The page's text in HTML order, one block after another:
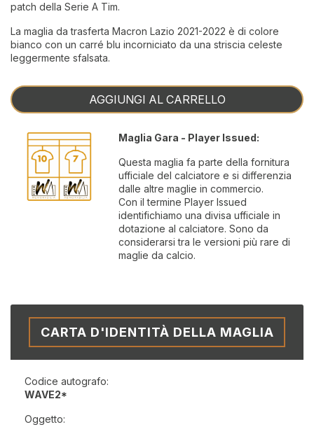
patch della Serie A Tim.
La maglia da trasferta Macron Lazio 2021-2022 è di colore
bianco con un carré blu incorniciato da una striscia celeste
leggermente sfalsata.
AGGIUNGI AL CARRELLO
Maglia Gara - Player Issued:
Questa maglia fa parte della fornitura
ufficiale del calciatore e si differenzia
dalle altre maglie in commercio.
Con il termine Player Issued
identifichiamo una divisa ufficiale in
dotazione al calciatore. Sono da
considerarsi tra le versioni più rare di
maglie da calcio.
CARTA D'IDENTITÀ DELLA MAGLIA
Codice autografo:
WAVE2*
Oggetto: